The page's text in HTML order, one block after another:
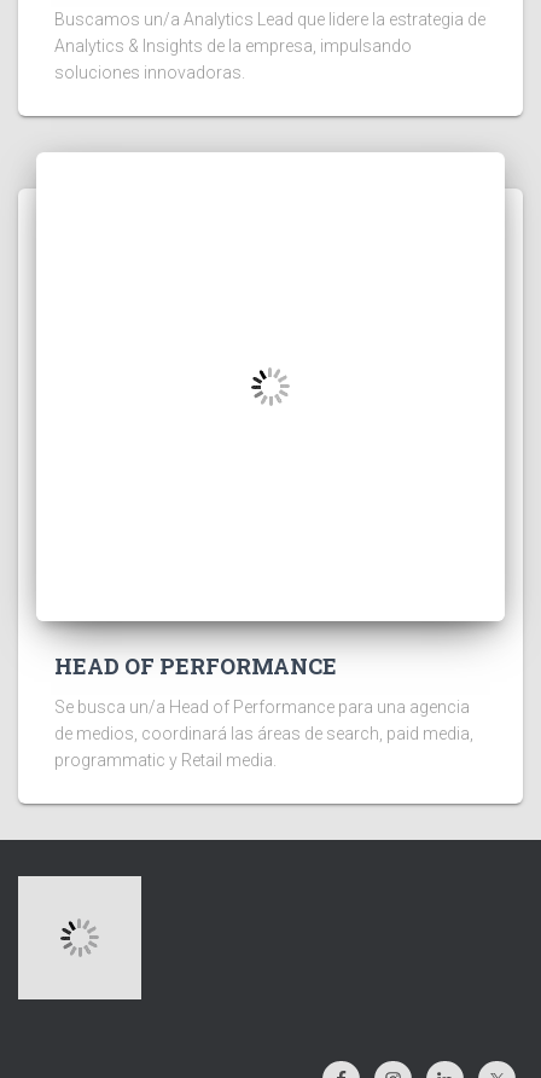
Buscamos un/a Analytics Lead que lidere la estrategia de
Analytics & Insights de la empresa, impulsando
soluciones innovadoras.
HEAD OF PERFORMANCE
Se busca un/a Head of Performance para una agencia
de medios, coordinará las áreas de search, paid media,
programmatic y Retail media.